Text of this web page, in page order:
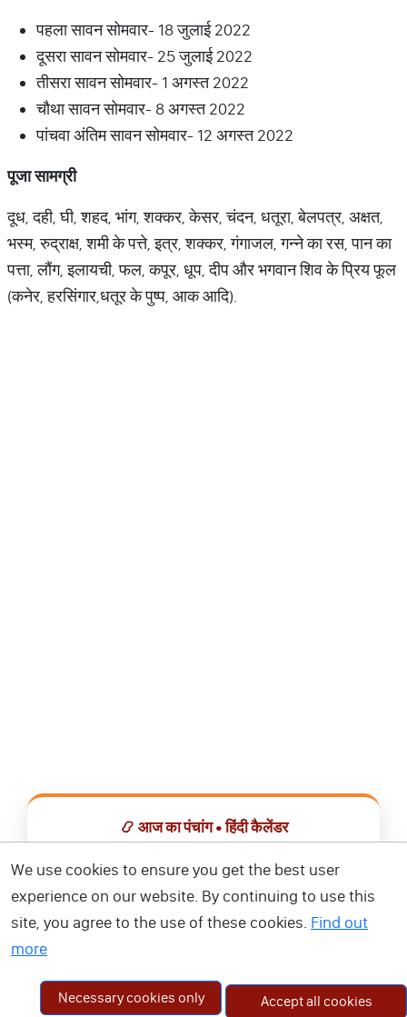
पहला सावन सोमवार- 18 जुलाई 2022
दूसरा सावन सोमवार- 25 जुलाई 2022
तीसरा सावन सोमवार- 1 अगस्त 2022
चौथा सावन सोमवार- 8 अगस्त 2022
पांचवा अंतिम सावन सोमवार- 12 अगस्त 2022
पूजा सामग्री
दूध, दही, घी, शहद, भांग, शक्कर, केसर, चंदन, धतूरा, बेलपत्र, अक्षत,
भस्म, रुद्राक्ष, शमी के पत्ते, इत्र, शक्कर, गंगाजल, गन्ने का रस, पान का
पत्ता, लौंग, इलायची, फल, कपूर, धूप, दीप और भगवान शिव के प्रिय फूल
(कनेर, हरसिंगार,धतूर के पुष्प, आक आदि).
📿 आज का पंचांग • हिंदी कैलेंडर
📅 हिंदी कैलेंडर ऐप डाउनलोड करें
We use cookies to ensure you get the best user
experience on our website. By continuing to use this
site, you agree to the use of these cookies. Find out
more
Necessary cookies only Accept all cookies